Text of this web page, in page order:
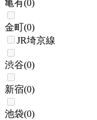
亀有(0)
金町(0)
JR埼京線
渋谷(0)
新宿(0)
池袋(0)